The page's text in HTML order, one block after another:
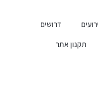
דרושים
תקנון אתר